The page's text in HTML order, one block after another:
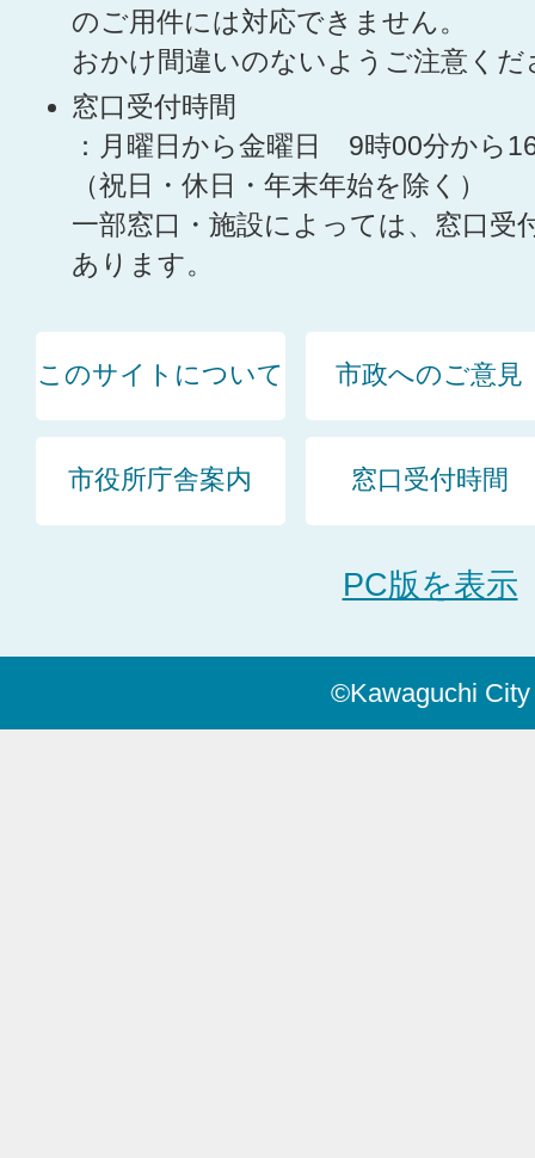
のご用件には対応できません。
おかけ間違いのないようご注意くだ
窓口受付時間
：月曜日から金曜日 9時00分から
（祝日・休日・年末年始を除く）
一部窓口・施設によっては、窓口受
あります。
このサイトについて 市政へのご意見
市役所庁舎案内 窓口受付時間
PC版を表示
©Kawaguchi City